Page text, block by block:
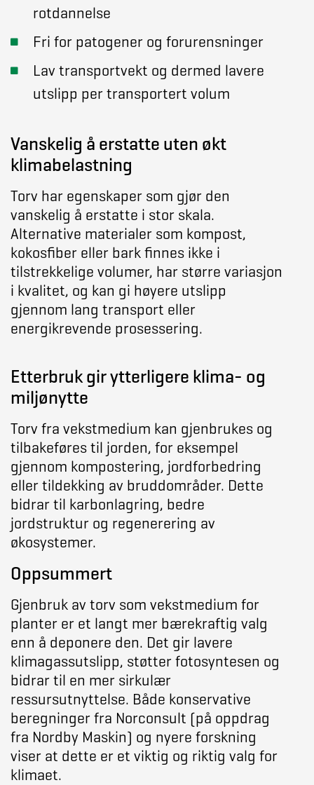
rotdannelse
Fri for patogener og forurensninger
Lav transportvekt og dermed lavere
utslipp per transportert volum
Vanskelig å erstatte uten økt
klimabelastning
Torv har egenskaper som gjør den
vanskelig å erstatte i stor skala.
Alternative materialer som kompost,
kokosfiber eller bark finnes ikke i
tilstrekkelige volumer, har større variasjon
i kvalitet, og kan gi høyere utslipp
gjennom lang transport eller
energikrevende prosessering.
Etterbruk gir ytterligere klima- og
miljønytte
Torv fra vekstmedium kan gjenbrukes og
tilbakeføres til jorden, for eksempel
gjennom kompostering, jordforbedring
eller tildekking av bruddområder. Dette
bidrar til karbonlagring, bedre
jordstruktur og regenerering av
økosystemer.
Oppsummert
Gjenbruk av torv som vekstmedium for
planter er et langt mer bærekraftig valg
enn å deponere den. Det gir lavere
klimagassutslipp, støtter fotosyntesen og
bidrar til en mer sirkulær
ressursutnyttelse. Både konservative
beregninger fra Norconsult (på oppdrag
fra Nordby Maskin) og nyere forskning
viser at dette er et viktig og riktig valg for
klimaet.